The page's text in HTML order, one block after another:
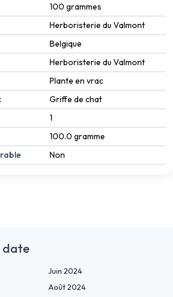
100 grammes
Herboristerie du Valmont
Belgique
Herboristerie du Valmont
Plante en vrac
Griffe de chat
1
100.0 gramme
Non
date
Juin 2024
Août 2024